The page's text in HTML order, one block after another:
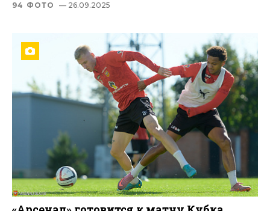
94 ФОТО — 26.09.2025